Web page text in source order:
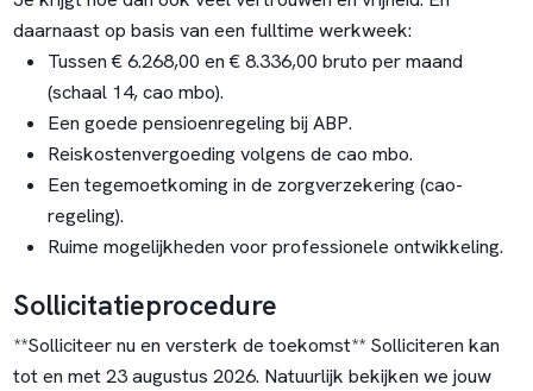
daarnaast op basis van een fulltime werkweek:
Tussen € 6.268,00 en € 8.336,00 bruto per maand
(schaal 14, cao mbo).
Een goede pensioenregeling bij ABP.
Reiskostenvergoeding volgens de cao mbo.
Een tegemoetkoming in de zorgverzekering (cao-
regeling).
Ruime mogelijkheden voor professionele ontwikkeling.
Sollicitatieprocedure
**Solliciteer nu en versterk de toekomst** Solliciteren kan
tot en met 23 augustus 2026. Natuurlijk bekijken we jouw